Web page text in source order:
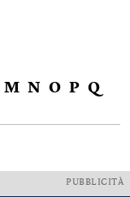
M N O P Q
PUBBLICITÀ